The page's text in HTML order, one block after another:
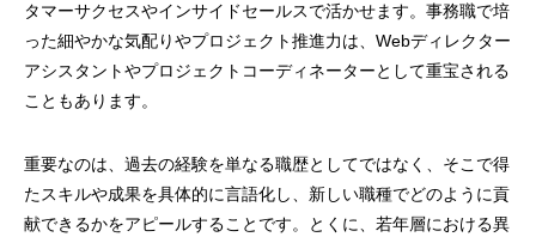
タマーサクセスやインサイドセールスで活かせます。事務職で培
った細やかな気配りやプロジェクト推進力は、Webディレクター
アシスタントやプロジェクトコーディネーターとして重宝される
こともあります。
重要なのは、過去の経験を単なる職歴としてではなく、そこで得
たスキルや成果を具体的に言語化し、新しい職種でどのように貢
献できるかをアピールすることです。とくに、若年層における異